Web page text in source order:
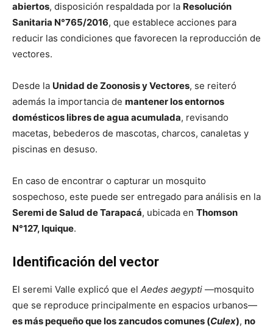
abiertos, disposición respaldada por la Resolución
Sanitaria N°765/2016, que establece acciones para
reducir las condiciones que favorecen la reproducción de
vectores.
Desde la Unidad de Zoonosis y Vectores, se reiteró
además la importancia de mantener los entornos
domésticos libres de agua acumulada, revisando
macetas, bebederos de mascotas, charcos, canaletas y
piscinas en desuso.
En caso de encontrar o capturar un mosquito
sospechoso, este puede ser entregado para análisis en la
Seremi de Salud de Tarapacá, ubicada en Thomson
N°127, Iquique.
Identificación del vector
El seremi Valle explicó que el Aedes aegypti —mosquito
que se reproduce principalmente en espacios urbanos—
es más pequeño que los zancudos comunes (Culex), no